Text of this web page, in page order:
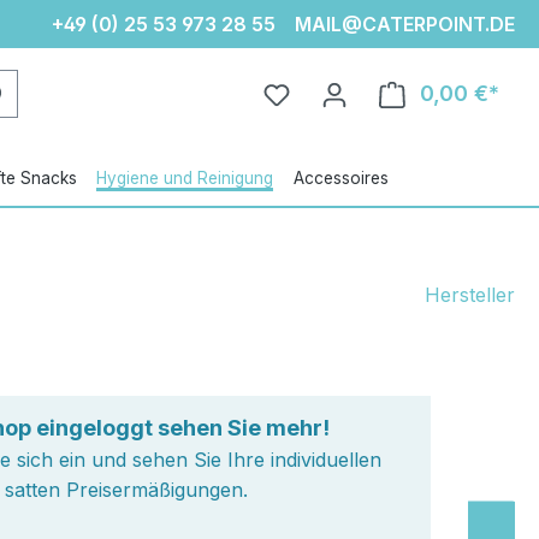
MAIL@CATERPOINT.DE
+49 (0) 25 53 973 28 55
Du hast 0 Produkte auf
0,00 €
Snacks Hygiene und Reinigung Accessoires
Hersteller
eingeloggt sehen Sie mehr!
sich ein und sehen Sie Ihre individuellen
satten Preisermäßigungen.